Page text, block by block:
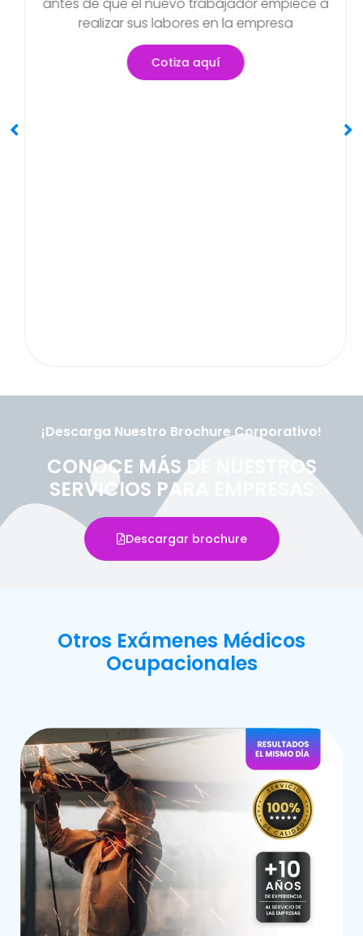
Examen Médico Ocupacional
¡Descarga Nuestro Brochure Corporativo!
CONOCE MÁS DE NUESTROS
SERVICIOS PARA EMPRESAS
Descargar brochure
Otros Exámenes Médicos
Ocupacionales